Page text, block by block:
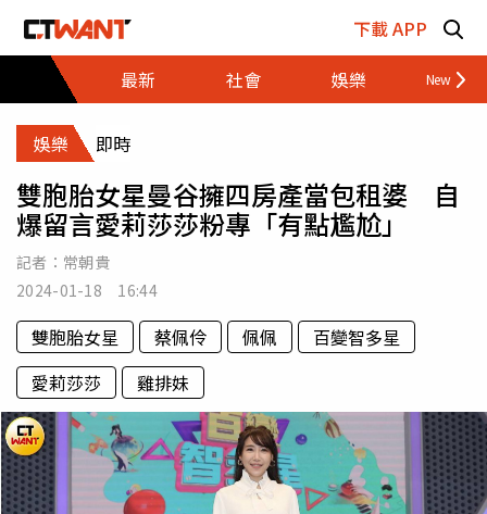
下載 APP
最新
社會 娛樂 財經
娛樂 即時
雙胞胎女星曼谷擁四房產當包租婆 自
爆留言愛莉莎莎粉專「有點尷尬」
記者： 常朝貴
2024-01-18 16:44
雙胞胎女星 蔡佩伶 佩佩
百變智多星
愛莉莎莎
雞排妹